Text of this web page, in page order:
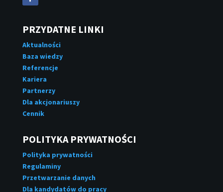
PRZYDATNE LINKI
Aktualności
Baza wiedzy
Referencje
Kariera
Partnerzy
Dla akcjonariuszy
Cennik
POLITYKA PRYWATNOŚCI
Polityka prywatności
Regulaminy
Przetwarzanie danych
Dla kandydatów do pracy